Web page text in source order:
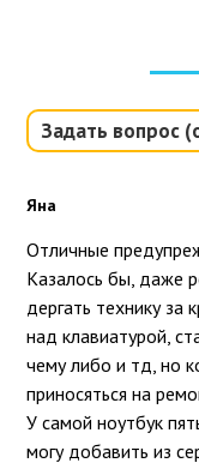
Задать вопрос
Яна
Отличные
Казалось бы, даже
дергать технику за
над клавиатурой,
чему либо и тд, но
приносяться на
У самой ноутбук
могу добавить из